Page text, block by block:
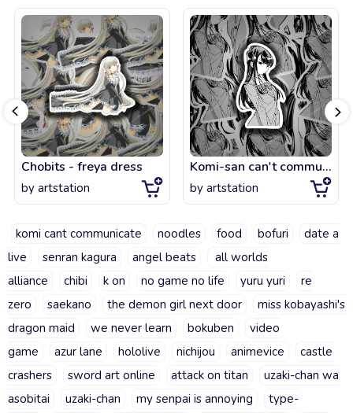
Chobits - freya dress
by artstation
Komi-san can't communicate uniform
by artstation
komi cant communicate noodles food bofuri
date a
live
senran kagura angel beats
all worlds
alliance
chibi k on no game no life yuru yuri
re
zero
saekano the demon girl next door
miss kobayashi's
dragon maid
we never learn bokuben
video
game
azur lane hololive nichijou animevice
castle
crashers
sword art online attack on titan
uzaki-chan wa
asobitai
uzaki-chan my senpai is annoying
type-